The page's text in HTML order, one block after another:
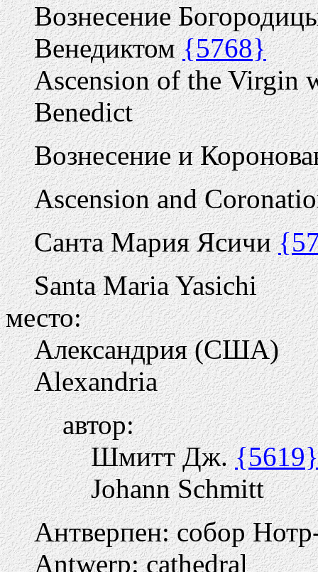
Вознесение
Венедиктом{5768}
Ascension of the Virgin
Benedict
Вознесение и
Ascension and
Санта Мария Ясичи
Santa Maria Yasichi
место:
Александрия (США)
Alexandria
автор:
Шмитт Дж.{5619}
Johann Schmitt
Антверпен: собор
Antwerp: cathedral